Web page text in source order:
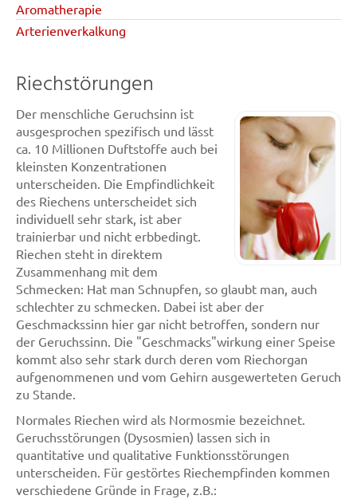
Aromatherapie
Arterienverkalkung
Riechstörungen
Der menschliche Geruchsinn ist
ausgesprochen spezifisch und lässt
ca. 10 Millionen Duftstoffe auch bei
kleinsten Konzentrationen
unterscheiden. Die Empfindlichkeit
des Riechens unterscheidet sich
individuell sehr stark, ist aber
trainierbar und nicht erbbedingt.
Riechen steht in direktem
Zusammenhang mit dem
Schmecken: Hat man Schnupfen, so glaubt man, auch
schlechter zu schmecken. Dabei ist aber der
Geschmackssinn hier gar nicht betroffen, sondern nur
der Geruchssinn. Die "Geschmacks"wirkung einer Speise
kommt also sehr stark durch deren vom Riechorgan
aufgenommenen und vom Gehirn ausgewerteten Geruch
zu Stande.
Normales Riechen wird als Normosmie bezeichnet.
Geruchsstörungen (Dysosmien) lassen sich in
quantitative und qualitative Funktionsstörungen
unterscheiden. Für gestörtes Riechempfinden kommen
verschiedene Gründe in Frage, z.B.: